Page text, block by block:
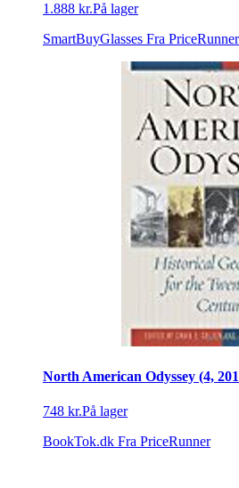
1.888 kr.På lager
SmartBuyGlasses Fra PriceRunner
North American Odyssey (4,
748 kr.På lager
BookTok.dk Fra PriceRunner